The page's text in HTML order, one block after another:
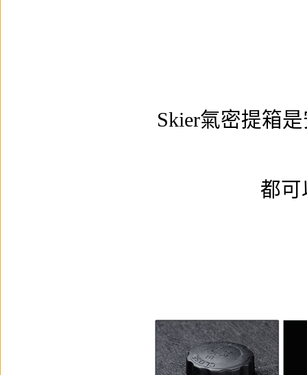
Skier氣密提箱
都可